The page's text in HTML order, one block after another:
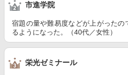
市進学院
宿題の量や難易度などが上がったの
るようになった。（40代／女性）
栄光ゼミナール